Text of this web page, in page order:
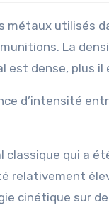
métaux utilisés
La
est dense, plus
d’intensité
classique qui a
relativement
cinétique sur